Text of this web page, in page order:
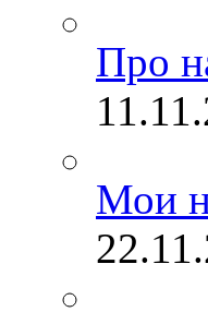
Про
Мои